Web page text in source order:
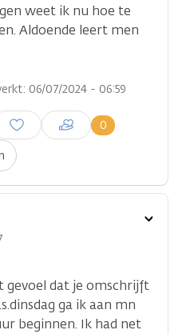
weet ik nu hoe te
Aldoende leert men
06/07/2024 - 06:59
0
een reactie te
gevoel dat je omschrijft
ga ik aan mn
beginnen. Ik had net
Toon